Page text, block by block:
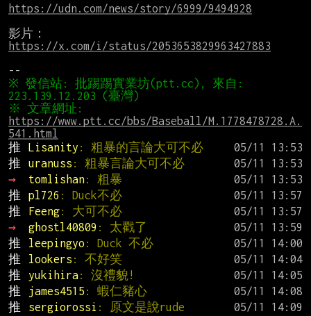
https://udn.com/news/story/6999/9494928
https://x.com/i/status/2053653829963427883
※ 發信站: 批踢踢實業坊(ptt.cc), 來自:
https://www.ptt.cc/bbs/Baseball/M.1778478728.A.
541.html
推
Lisanity : 粗暴的言論大可不必
推
uranuss : 粗暴言論大可不必
→
tomlishan: 粗暴
推
pl726 : Duck不必
推
Feeng: 大可不必
→
ghostl40809 : 太戳了
推
leepingyo : Duck 不必
推
lookers : 不好笑
推
yukihira: 沒禮貌!
推
james4515 : 蝦仁豬心
推
sergiorossi : 原文是說rude